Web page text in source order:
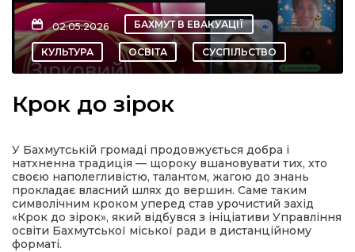
новини
02.05.2026 БАХМУТ В ЕВАКУАЦІЇ
КУЛЬТУРА ОСВІТА СУСПІЛЬСТВО
Крок до зірок
У Бахмутській громаді продовжується добра і
натхненна традиція — щороку вшановувати тих, хто
своєю наполегливістю, талантом, жагою до знань
прокладає власний шлях до вершин. Саме таким
символічним кроком уперед став урочистий захід
«Крок до зірок», який відбувся з ініціативи Управління
освіти Бахмутської міської ради в дистанційному
форматі.